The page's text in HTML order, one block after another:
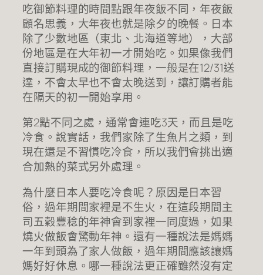
吃御節料理的時間點跟年夜飯不同，年夜飯
顧名思義，大年夜也就是除夕的晚餐。日本
除了少數地區（東北、北海道等地），大部
份地區是在大年初一才開始吃。如果像我們
直接訂購現成的御節料理，一般是在12/31送
達，不會太早也不會太晚送到，讓訂購者能
在隔天的初一開始享用。
第2點不同之處，通常會連吃3天，而且是吃
冷食。說實話，我們家除了生魚片之類，到
現在還是不習慣吃冷食，所以我們會挑出適
合加熱的菜式另外處理。
為什麼日本人要吃冷食呢？原因是日本習
俗，過年期間家裡是不生火，在這段期間主
司五穀豐稔的年神會到家裡一同度過，如果
燒火做飯會驚動年神。還有一種說法是媽媽
一年到頭為了家人做飯，過年期間應該讓媽
媽好好休息。哪一種說法更正確雖然沒有定